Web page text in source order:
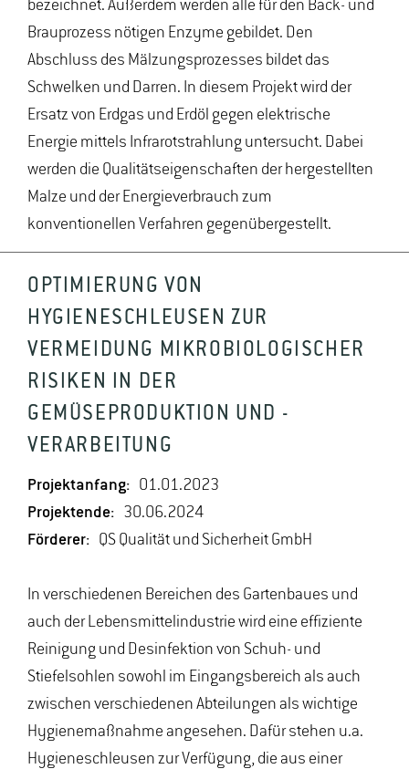
bezeichnet. Außerdem werden alle für den Back- und
Brauprozess nötigen Enzyme gebildet. Den
Abschluss des Mälzungsprozesses bildet das
Schwelken und Darren. In diesem Projekt wird der
Ersatz von Erdgas und Erdöl gegen elektrische
Energie mittels Infrarotstrahlung untersucht. Dabei
werden die Qualitätseigenschaften der hergestellten
Malze und der Energieverbrauch zum
konventionellen Verfahren gegenübergestellt.
OPTIMIERUNG VON
HYGIENESCHLEUSEN ZUR
VERMEIDUNG MIKROBIOLOGISCHER
RISIKEN IN DER
GEMÜSEPRODUKTION UND -
VERARBEITUNG
Projektanfang: 01.01.2023
Projektende: 30.06.2024
Förderer: QS Qualität und Sicherheit GmbH
In verschiedenen Bereichen des Gartenbaues und
auch der Lebensmittelindustrie wird eine effiziente
Reinigung und Desinfektion von Schuh- und
Stiefelsohlen sowohl im Eingangsbereich als auch
zwischen verschiedenen Abteilungen als wichtige
Hygienemaßnahme angesehen. Dafür stehen u.a.
Hygieneschleusen zur Verfügung, die aus einer